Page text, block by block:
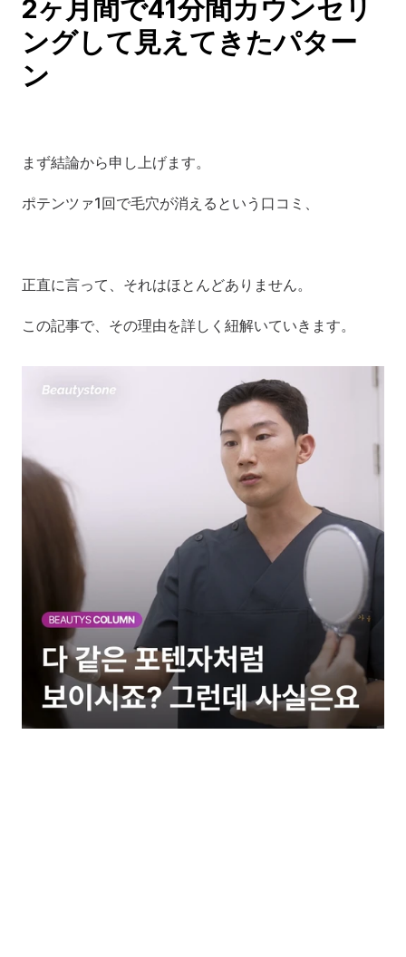
2ヶ月間で41分間カウンセリ
ングして見えてきたパター
ン
まず結論から申し上げます。
ポテンツァ1回で毛穴が消えるという口コミ、
正直に言って、それはほとんどありません。
この記事で、その理由を詳しく紐解いていきます。